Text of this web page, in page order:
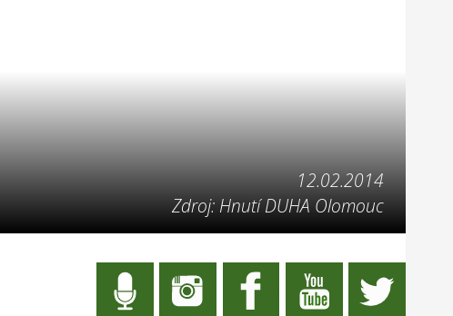
12.02.2014
Zdroj: Hnutí DUHA Olomouc